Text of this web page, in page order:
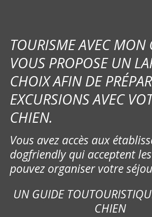
TOURISME AVEC MON
VOUS PROPOSE UN
CHOIX AFIN DE
EXCURSIONS AVEC
CHIEN.
Vous avez accès aux
dogfriendly qui acceptent
pouvez organiser votre
UN GUIDE
CHIEN